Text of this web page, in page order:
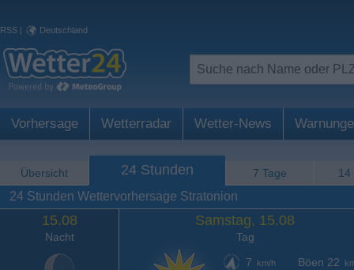
RSS | Deutschland
Vorhersage Wetterradar Wetter-News
Übersicht 24 Stunden 7 Tage 14
24 Stunden Wettervorhersage Stratonion
15.08
Nacht
Samstag, 15.08
Tag
7
km/h Böen 22